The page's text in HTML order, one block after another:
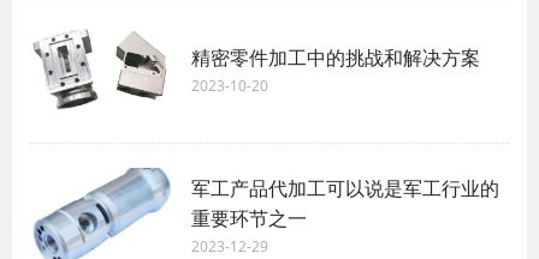
精密零件加工中的挑战和解决方案
2023-10-20
军工产品代加工可以说是军工行业的
重要环节之一
2023-12-29